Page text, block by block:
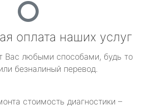
оплата наших услуг
Вас любыми способами, будь то
безналиный перевод.
стоимость диагностики –